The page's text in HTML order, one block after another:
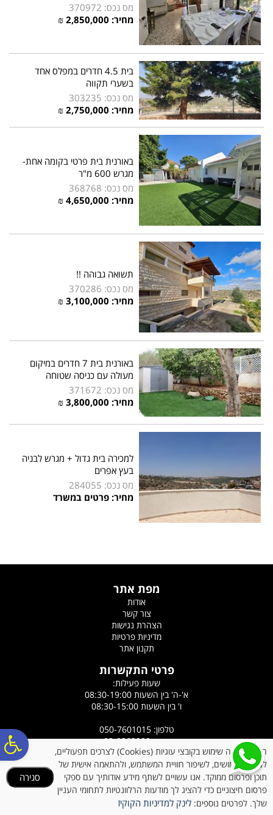
מס נכס: 370972
מחיר: 2,850,000 ₪
בית 4.5 חדרים במפלס אחד
בשערי תקווה
מס נכס: 303235
מחיר: 2,750,000 ₪
באורנית בית פרטי בקומה אחת-
מגרש 600 מ"ר
מס נכס: 368768
מחיר: 4,650,000 ₪
תשואה גבוהה !!
מס נכס: 370286
מחיר: 3,100,000 ₪
באורנית בית 7 חדרים במיקום
מעולה עם כניסה שטוחה
מס נכס: 371672
מחיר: 3,800,000 ₪
למכירה בית גדול + מגרש לבניה
בעץ אפרים
מס נכס: 284055
מחיר: פרטים במשרד
מפת אתר
אודות
צור קשר
הצהרת נגישות
מדיניות פרטיות
תקנון אתר
פרטי התקשרות
שעות פעילות:
א'-ה' בין השעות 08:30-19:00
ו' בין השעות 08:30-15:00
טלפון: 050-7601015
פקס: 03-9363908
כתובת: רח' הלוטוס 5, אורנית
אימייל:ronyazdi@gmail.com
כל הזכויות שמורות לבעלי האתר (c)
האתר עושה שימוש בקובצי עוגיות (Cookies) לצרכים תפעוליים,
לניתוח שימושים, לשיפור חוויית המשתמש, ולהתאמה אישית של
תוכן ופרסום ממוקד. אנו עשויים לשתף מידע אודותיך עם ספקי
פרסום חיצוניים כדי להציג לך מודעות הרלוונטיות לתחומי העניין
שלך. לפרטים נוספים: לינק למדיניות הקוקיז
סגירה